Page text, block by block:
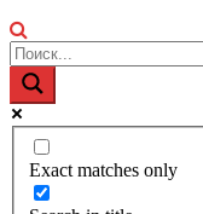
Exact matches only